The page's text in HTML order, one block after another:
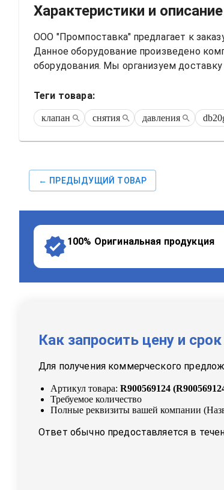
Характеристики и описание
ООО "Промпоставка" предлагает к
Данное оборудование произведено
оборудования. Мы организуем
Теги товара:
клапан снятия давления
← ПРЕДЫДУЩИЙ ТОВАР
100% Оригинальная продукция
Как запросить цену и
Для получения коммерческого
Артикул товара: R900569124 (
Требуемое количество
Полные реквизиты вашей компании
Ответ обычно предоставляется в